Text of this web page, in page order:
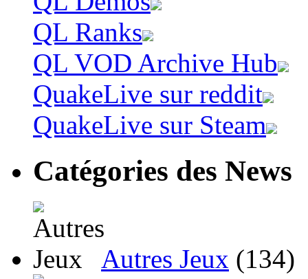
QL Ranks
QL VOD Archive Hub
QuakeLive sur reddit
QuakeLive sur Steam
Catégories des News
Autres Jeux (134)